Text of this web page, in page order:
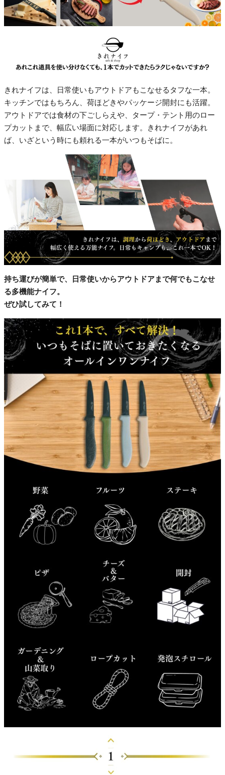
きれナイフは、日常使いもアウトドアもこなせるタフな一本。
キッチンではもちろん、荷ほどきやパッケージ開封にも活躍。
アウトドアでは食材の下ごしらえや、タープ・テント用のロー
プカットまで、幅広い場面に対応します。きれナイフがあれ
ば、いざという時にも頼れる一本がいつもそばに。
持ち運びが簡単で、日常使いからアウトドアまで何でもこなせ
る多機能ナイフ。
ぜひ試してみて！